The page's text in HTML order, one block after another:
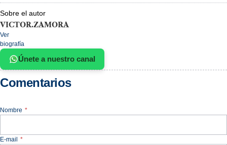
Sobre el autor
VICTOR.ZAMORA
Ver
biografía
Únete a nuestro canal
Comentarios
Nombre *
E-mail *